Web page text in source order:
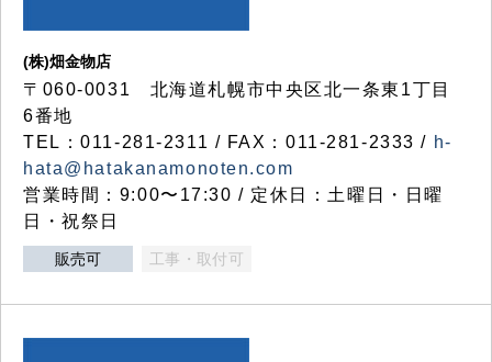
(株)畑金物店
〒060-0031 北海道札幌市中央区北一条東1丁目
6番地
TEL：011-281-2311 / FAX：011-281-2333 / h-
hata@hatakanamonoten.com
営業時間：9:00〜17:30 / 定休日：土曜日・日曜
日・祝祭日
販売可 工事・取付可